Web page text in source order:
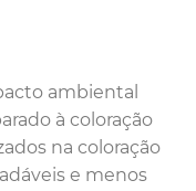
ambiental
à coloração
na coloração
e menos